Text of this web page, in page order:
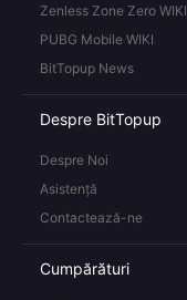
Zenless Zone Zero WIKI
PUBG Mobile WIKI
BitTopup News
Despre BitTopup
Despre Noi
Asistență
Contactează-ne
Cumpărături